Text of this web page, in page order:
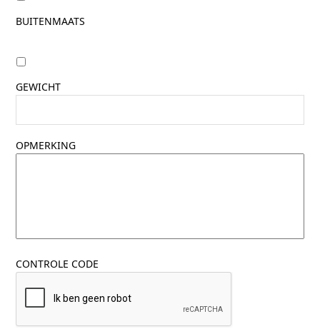
BUITENMAATS
GEWICHT
OPMERKING
CONTROLE CODE